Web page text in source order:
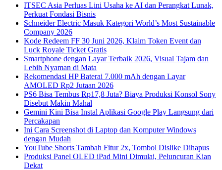
ITSEC Asia Perluas Lini Usaha ke AI dan Perangkat Lunak,
Perkuat Fondasi Bisnis
Schneider Electric Masuk Kategori World’s Most Sustainable
Company 2026
Kode Redeem FF 30 Juni 2026, Klaim Token Event dan
Luck Royale Ticket Gratis
Smartphone dengan Layar Terbaik 2026, Visual Tajam dan
Lebih Nyaman di Mata
Rekomendasi HP Baterai 7.000 mAh dengan Layar
AMOLED Rp2 Jutaan 2026
PS6 Bisa Tembus Rp17,8 Juta? Biaya Produksi Konsol Sony
Disebut Makin Mahal
Gemini Kini Bisa Instal Aplikasi Google Play Langsung dari
Percakapan
Ini Cara Screenshot di Laptop dan Komputer Windows
dengan Mudah
YouTube Shorts Tambah Fitur 2x, Tombol Dislike Dihapus
Produksi Panel OLED iPad Mini Dimulai, Peluncuran Kian
Dekat